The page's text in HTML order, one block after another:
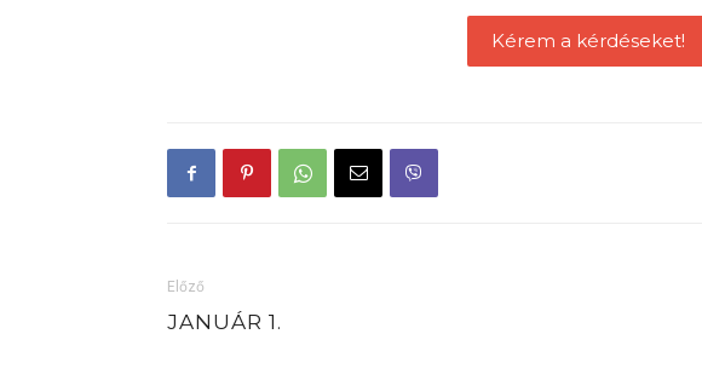
Kérem a kérdéseket!
Előző
JANUÁR 1.